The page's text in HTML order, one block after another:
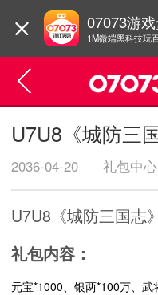
07073游
1M微端黑科技玩
U7U8《城防三
2036-04-20 礼包中心
U7U8《城防三国志
礼包内容：
元宝*1000、银两*100万、武